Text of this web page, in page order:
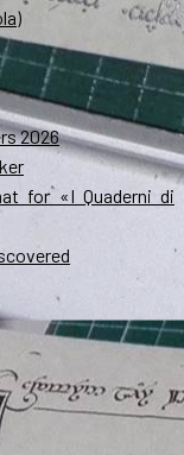
2026
for «I Quaderni di